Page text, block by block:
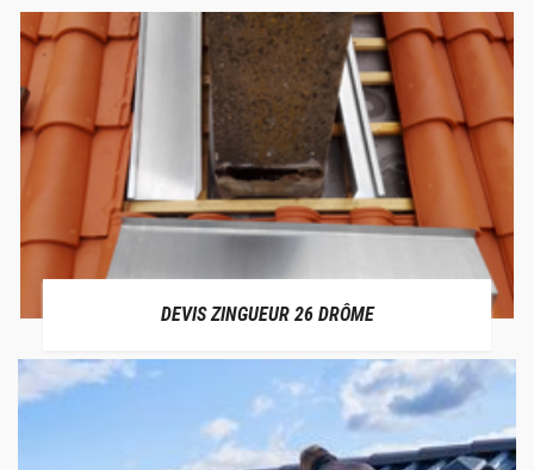
DEVIS ZINGUEUR 26 DRÔME